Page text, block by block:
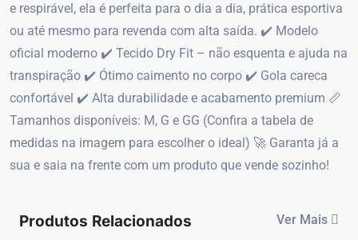
e respirável, ela é perfeita para o dia a dia, prática esportiva
ou até mesmo para revenda com alta saída. ✔️ Modelo
oficial moderno ✔️ Tecido Dry Fit – não esquenta e ajuda na
transpiração ✔️ Ótimo caimento no corpo ✔️ Gola careca
confortável ✔️ Alta durabilidade e acabamento premium 📏
Tamanhos disponíveis: M, G e GG (Confira a tabela de
medidas na imagem para escolher o ideal) 🚀 Garanta já a
sua e saia na frente com um produto que vende sozinho!
Produtos Relacionados Ver Mais